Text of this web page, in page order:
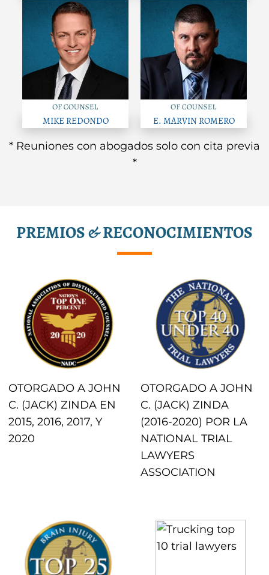
MIKE REDONDO E. MARVIN ROMERO
* Reuniones con abogados solo con cita previa
*
PREMIOS & RECONOCIMIENTOS
OTORGADO A JOHN
C. (JACK) ZINDA EN
2015, 2016, 2017, Y
2020
OTORGADO A JOHN
C. (JACK) ZINDA
(2016-2020) POR LA
NATIONAL TRIAL
LAWYERS
ASSOCIATION